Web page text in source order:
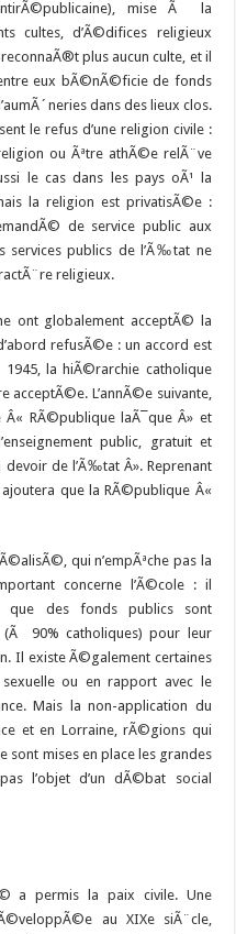
mise Ã la
cultes, d’Ã©difices religieux
plus aucun culte, et il
eux bÃ©nÃ©ficie de fonds
dans des lieux clos.
le refus d’une religion civile :
ou Ãªtre athÃ©e relÃ¨ve
le cas dans les pays oÃ¹ la
la religion est privatisÃ©e :
de service public aux
services publics de l’Ã‰tat ne
religieux.
ont globalement acceptÃ© la
refusÃ©e : un accord est
la hiÃ©rarchie catholique
acceptÃ©e. L’annÃ©e suivante,
Â« RÃ©publique laÃ¯que Â» et
public, gratuit et
de l’Ã‰tat Â». Reprenant
que la RÃ©publique Â«
qui n’empÃªche pas la
concerne l’Ã©cole : il
que des fonds publics sont
90% catholiques) pour leur
Il existe Ã©galement certaines
ou en rapport avec le
Mais la non-application du
et en Lorraine, rÃ©gions qui
sont mises en place les grandes
l’objet d’un dÃ©bat social
a permis la paix civile. Une
au XIXe siÃ¨cle,